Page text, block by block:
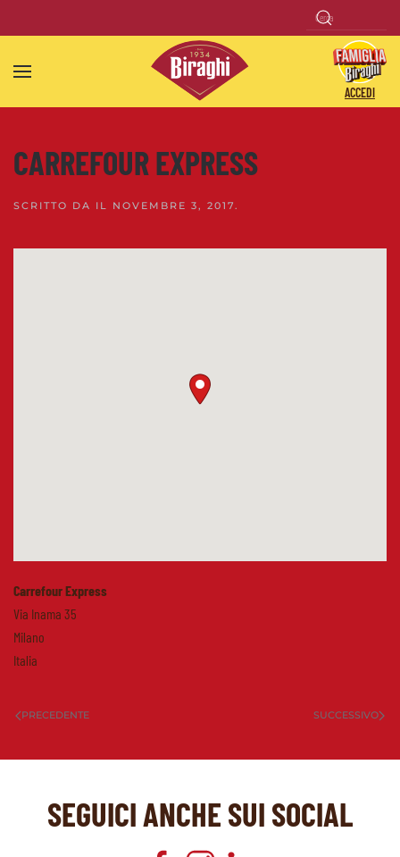
Skip to main content
ACCEDI
CARREFOUR EXPRESS
SCRITTO DA IL NOVEMBRE 3, 2017.
Carrefour Express
Via Inama 35
Milano
Italia
PRECEDENTE SUCCESSIVO
SEGUICI ANCHE SUI SOCIAL